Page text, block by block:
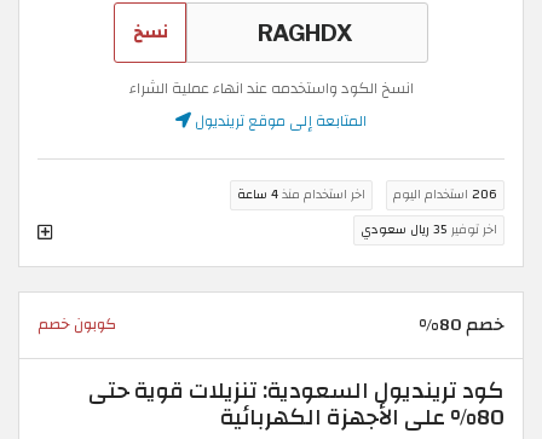
نسخ
انسخ الكود واستخدمه عند انهاء عملية الشراء
المتابعة إلى موقع ترينديول
206 استخدام اليوم اخر استخدام منذ4 ساعة
اخر توفير 35 ريال سعودي
خصم 80% كوبون خصم
كود ترينديول السعودية: تنزيلات قوية حتى
80% على الأجهزة الكهربائية